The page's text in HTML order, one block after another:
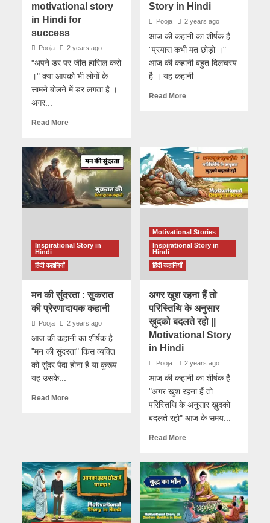
motivational story
in Hindi for
success
Pooja 2 years ago
"अपने डर पर जीत हासिल करो
।" क्या आपको भी लोगों के
सामने बोलने में डर लगता है ।
अगर...
Read More
Story in Hindi
Pooja 2 years ago
आज की कहानी का शीर्षक है
"प्रयास कभी मत छोड़ो ।"
आज की कहानी बहुत दिलचस्प
है । यह कहानी...
Read More
Inspirational Story in
Hindi
हिंदी कहानियाँ
मन की सुंदरता : सुकरात
की प्रेरणादायक कहानी
Pooja 2 years ago
आज की कहानी का शीर्षक है
"मन की सुंदरता" किस व्यक्ति
को सुंदर पैदा होना है या कुरूप
यह उसके...
Read More
Motivational Stories
Inspirational Story in
Hindi
हिंदी कहानियाँ
अगर खुश रहना हैं तो
परिस्तिथि के अनुसार
ख़ुदको बदलते रहो ||
Motivational Story
in Hindi
Pooja 2 years ago
आज की कहानी का शीर्षक है
"अगर खुश रहना हैं तो
परिस्तिथि के अनुसार ख़ुदको
बदलते रहो" आज के समय...
Read More